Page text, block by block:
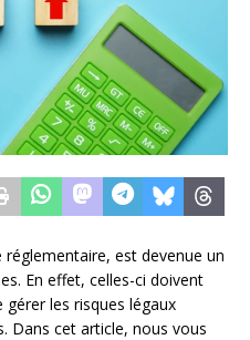
est devenue un
En effet, celles-ci doivent
gérer les risques légaux
Dans cet article, nous vous